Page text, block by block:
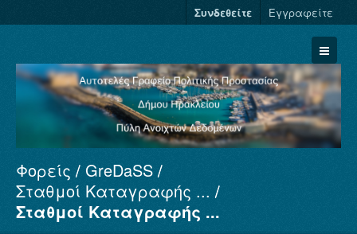
Συνδεθείτε Εγγραφείτε
Σύνολα Δεδομένων
Φορείς
Ομάδες
Φορείς
GreDaSS
Σταθμοί Καταγραφής ...
Σταθμοί Καταγραφής ...